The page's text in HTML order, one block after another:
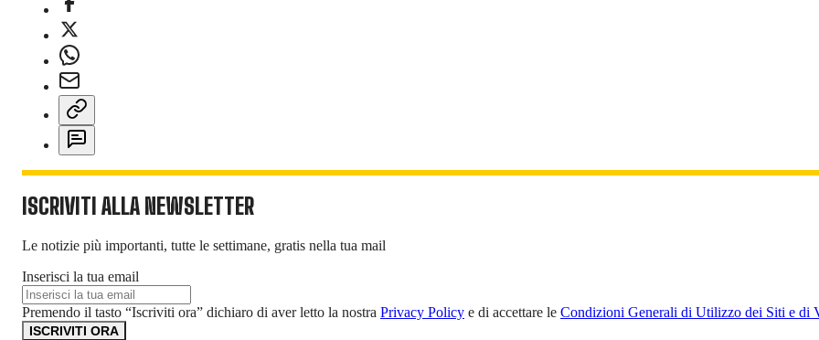
ISCRIVITI ALLA NEWSLETTER
Le notizie più importanti, tutte le settimane, gratis nella tua mail
Inserisci la tua email
Premendo il tasto “Iscriviti ora” dichiaro di aver letto la nostra Privacy Policy e di accettare le Condizioni Generali di Utilizzo dei Siti e di
ISCRIVITI ORA